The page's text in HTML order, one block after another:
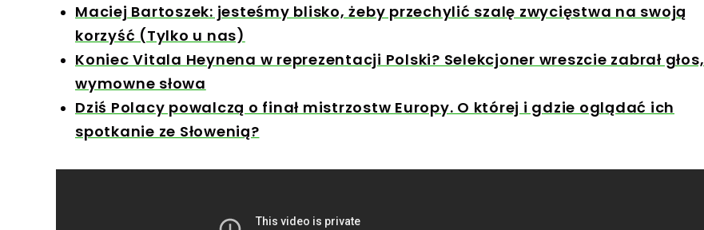
Maciej Bartoszek: jesteśmy blisko, żeby przechylić szalę zwycięstwa na swoją
korzyść (Tylko u nas)
Koniec Vitala Heynena w reprezentacji Polski? Selekcjoner wreszcie zabrał głos,
wymowne słowa
Dziś Polacy powalczą o finał mistrzostw Europy. O której i gdzie oglądać ich
spotkanie ze Słowenią?